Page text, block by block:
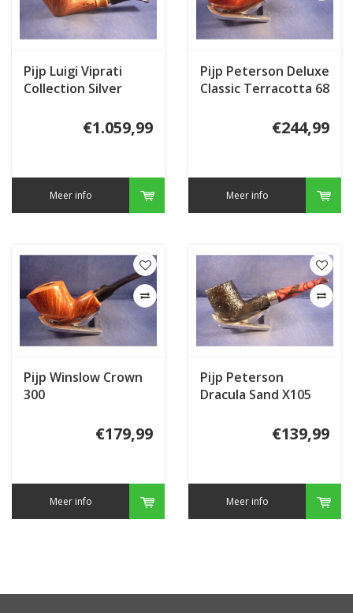
Pijp Luigi Viprati
Collection Silver
€1.059,99
Meer info
Pijp Peterson Deluxe
Classic Terracotta 68
€244,99
Meer info
Pijp Winslow Crown
300
€179,99
Meer info
Pijp Peterson
Dracula Sand X105
€139,99
Meer info